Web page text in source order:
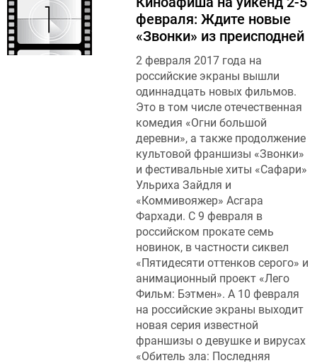
февраля: Ждите новые
«Звонки» из преисподней
2 февраля 2017 года на
российские экраны вышли
одиннадцать новых фильмов.
Это в том числе отечественная
комедия «Огни большой
деревни», а также продолжение
культовой франшизы «Звонки»
и фестивальные хиты «Сафари»
Ульриха Зайдля и
«Коммивояжер» Асгара
Фархади. С 9 февраля в
российском прокате семь
новинок, в частности сиквел
«Пятидесяти оттенков серого» и
анимационный проект «Лего
Фильм: Бэтмен». А 10 февраля
на российские экраны выходит
новая серия известной
франшизы о девушке и вирусах
«Обитель зла: Последняя